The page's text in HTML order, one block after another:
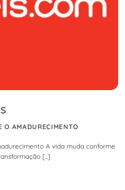
O AMADURECIMENTO
A vida muda conforme
[...]